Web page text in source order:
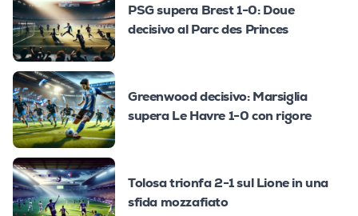
PSG supera Brest 1-0: Doue
decisivo al Parc des Princes
Greenwood decisivo: Marsiglia
supera Le Havre 1-0 con rigore
Tolosa trionfa 2-1 sul Lione in una
sfida mozzafiato